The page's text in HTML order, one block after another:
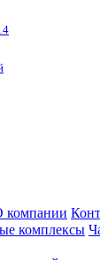
13/14
компании
комплексы